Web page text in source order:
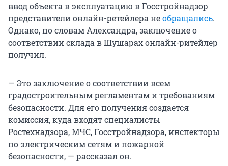
ввод объекта в эксплуатацию в Госстройнадзор
представители онлайн-ретейлера необращались.
Однако, по словам Александра, заключение о
соответствии склада в Шушарах онлайн-ритейлер
получил.
— Это заключение о соответствии всем
градостроительным регламентам и требованиям
безопасности. Для его получения создается
комиссия, куда входят специалисты
Ростехнадзора, МЧС, Госстройнадзора, инспекторы
по электрическим сетям и пожарной
безопасности, — рассказал он.